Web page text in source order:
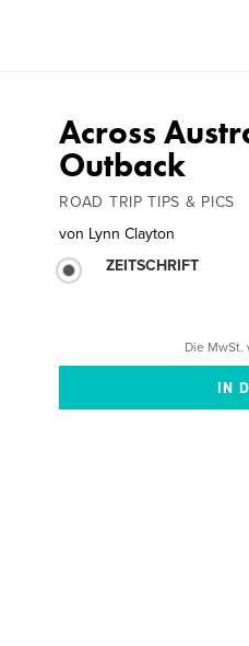
Across
Outback
ROAD TRIP TIPS & PICS
von Lynn Clayton
ZEITSCHRIFT
Die MwSt.